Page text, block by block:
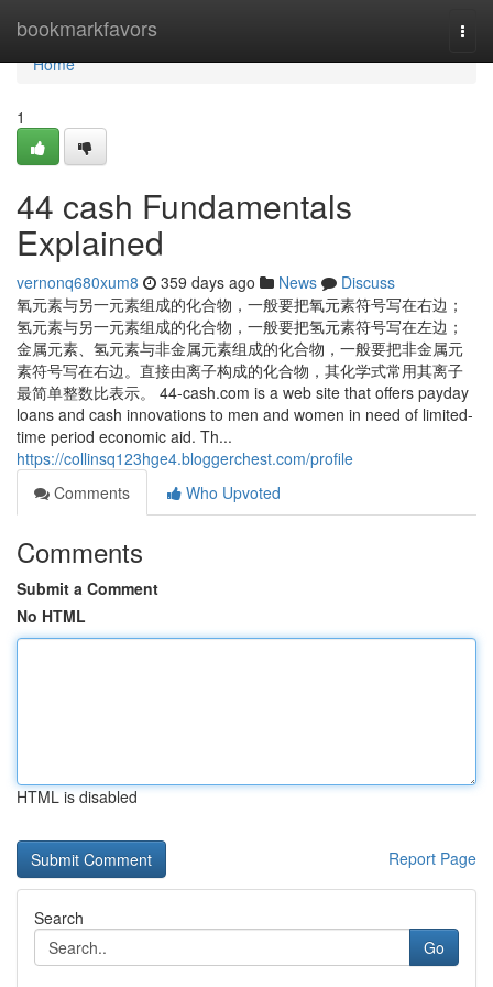
bookmarkfavors
Home
Home
1
44 cash Fundamentals
Explained
vernonq680xum8 359 days ago News
Discuss
氧元素与另一元素组成的化合物，一般要把氧元素符号写在右边；
氢元素与另一元素组成的化合物，一般要把氢元素符号写在左边；
金属元素、氢元素与非金属元素组成的化合物，一般要把非金属元
素符号写在右边。直接由离子构成的化合物，其化学式常用其离子
最简单整数比表示。 44-cash.com is a web site that offers payday
loans and cash innovations to men and women in need of limited-
time period economic aid. Th...
https://collinsq123hge4.bloggerchest.com/profile
Comments
Who Upvoted
Comments
Submit a Comment
No HTML
HTML is disabled
Report Page
Search
Go